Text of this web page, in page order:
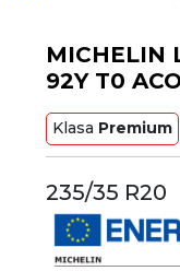
MICHELIN
92Y T0
Klasa Premium
235/35 R20